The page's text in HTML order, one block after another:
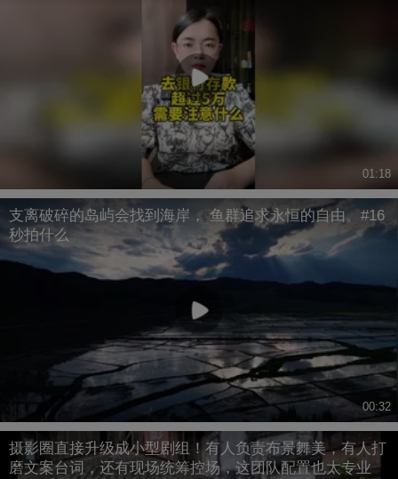
01:18
支离破碎的岛屿会找到海岸， 鱼群追求永恒的自由。#16
秒拍什么
00:32
摄影圈直接升级成小型剧组！有人负责布景舞美，有人打
磨文案台词，还有现场统筹控场，这团队配置也太专业